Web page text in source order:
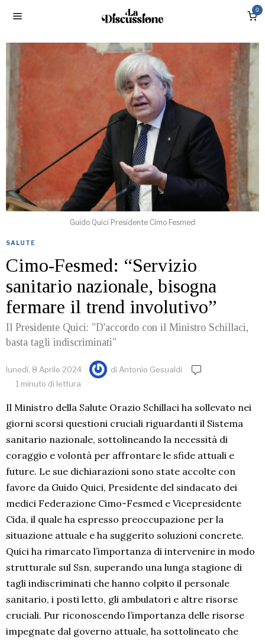
0
Guido Quici Presidente Cimo Fesmed
SALUTE
Cimo-Fesmed: “Servizio
sanitario nazionale, bisogna
fermare il trend involutivo”
Il Presidente Quici: "D'accordo con il Ministro Schillaci,
basta tagli indiscriminati"
lunedì, 8 Aprile 2024 di Antonio Gesualdi
1 minuto di lettura
Il Ministro della Salute Orazio Schillaci ha sollevato nei
giorni scorsi questioni cruciali riguardanti il Sistema
sanitario nazionale, sottolineando la necessità di
coraggio e volontà per affrontare le sfide attuali e
future. Le sue dichiarazioni sono state accolte con
favore da Guido Quici, Presidente del sindacato dei
medici Federazione Cimo-Fesmed e Vicepresidente
Cida, il quale ha espresso preoccupazione per la
situazione attuale e ha suggerito soluzioni concrete.
Quici ha rimarcato l’importanza di intervenire in modo
strutturale sul Ssn, superando una lunga stagione di
tagli indiscriminati che hanno colpito il personale
sanitario, i posti letto, gli ambulatori e altre risorse
cruciali. Pur riconoscendo l’importanza delle risorse
impegnate dal governo attuale, ha sottolineato che